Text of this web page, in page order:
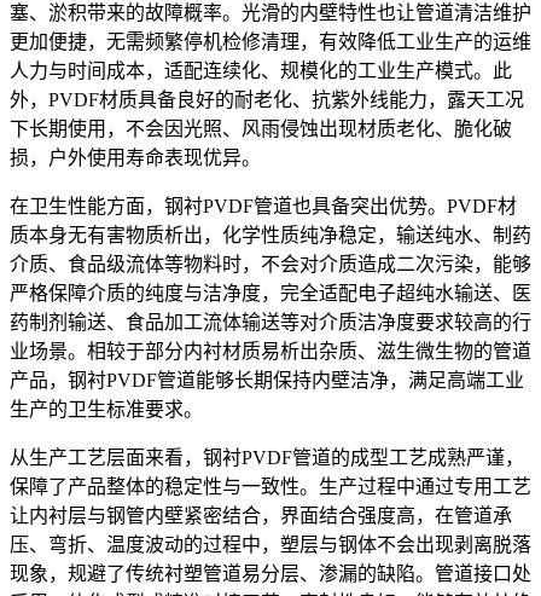
塞、淤积带来的故障概率。光滑的内壁特性也让管道清洁维护
更加便捷，无需频繁停机检修清理，有效降低工业生产的运维
人力与时间成本，适配连续化、规模化的工业生产模式。此
外，PVDF材质具备良好的耐老化、抗紫外线能力，露天工况
下长期使用，不会因光照、风雨侵蚀出现材质老化、脆化破
损，户外使用寿命表现优异。
在卫生性能方面，钢衬PVDF管道也具备突出优势。PVDF材
质本身无有害物质析出，化学性质纯净稳定，输送纯水、制药
介质、食品级流体等物料时，不会对介质造成二次污染，能够
严格保障介质的纯度与洁净度，完全适配电子超纯水输送、医
药制剂输送、食品加工流体输送等对介质洁净度要求较高的行
业场景。相较于部分内衬材质易析出杂质、滋生微生物的管道
产品，钢衬PVDF管道能够长期保持内壁洁净，满足高端工业
生产的卫生标准要求。
从生产工艺层面来看，钢衬PVDF管道的成型工艺成熟严谨，
保障了产品整体的稳定性与一致性。生产过程中通过专用工艺
让内衬层与钢管内壁紧密结合，界面结合强度高，在管道承
压、弯折、温度波动的过程中，塑层与钢体不会出现剥离脱落
现象，规避了传统衬塑管道易分层、渗漏的缺陷。管道接口处